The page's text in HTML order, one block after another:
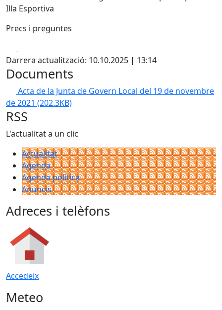
Illa Esportiva
Precs i preguntes
Darrera actualització: 10.10.2025 | 13:14
Documents
Acta de la Junta de Govern Local del 19 de novembre
de 2021 (202.3KB)
RSS
L'actualitat a un clic
Actualitat
Agenda
Agenda política
Anuncis
Adreces i telèfons
Accedeix
Meteo